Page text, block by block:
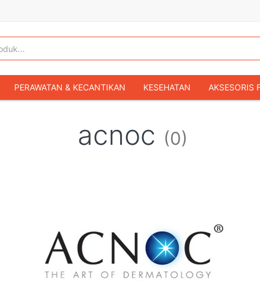
PERAWATAN & KECANTIKAN KESEHATAN AKSESORIS
FASHION BAYI & ANAK GAMING & KONSOL
acnoc (0)